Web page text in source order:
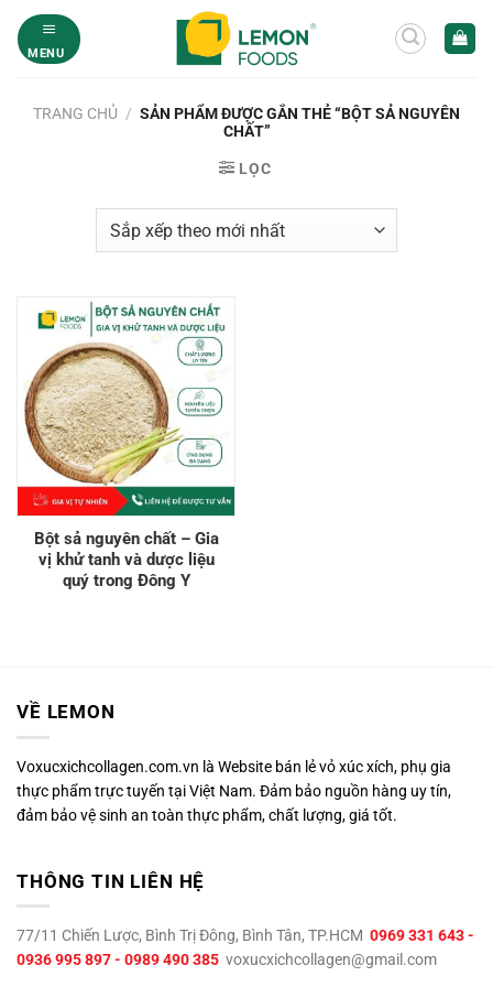
qua
MENU
TRANG CHỦ / SẢN PHẨM ĐƯỢC GẮN THẺ “BỘT SẢ NGUYÊN
CHẤT”
LỌC
Bột sả nguyên chất – Gia
vị khử tanh và dược liệu
quý trong Đông Y
VỀ LEMON
Voxucxichcollagen.com.vn là Website bán lẻ vỏ xúc xích, phụ gia
thực phẩm trực tuyến tại Việt Nam. Đảm bảo nguồn hàng uy tín,
đảm bảo vệ sinh an toàn thực phẩm, chất lượng, giá tốt.
THÔNG TIN LIÊN HỆ
77/11 Chiến Lược, Bình Trị Đông, Bình Tân, TP.HCM 0969 331 643 -
0936 995 897 - 0989 490 385 voxucxichcollagen@gmail.com